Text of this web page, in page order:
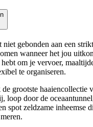
niet gebonden aan een
wanneer het jou
om je vervoer,
te organiseren.
grootste haaiencollectie
loop door de
spot zeldzame inheemse